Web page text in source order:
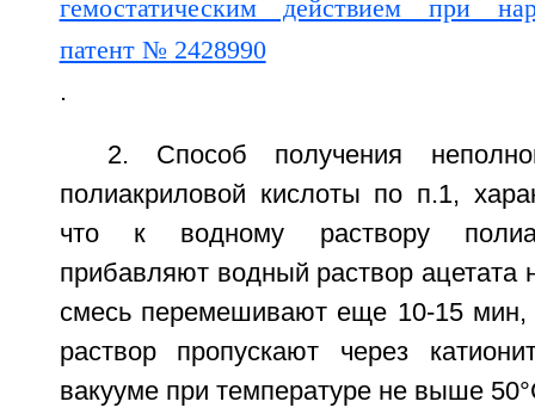
.
2. Способ получения
полиакриловой кислоты по п.1,
что к водному раствору
прибавляют водный раствор ацетата
смесь перемешивают еще 10-15
раствор пропускают через
вакууме при температуре не выше